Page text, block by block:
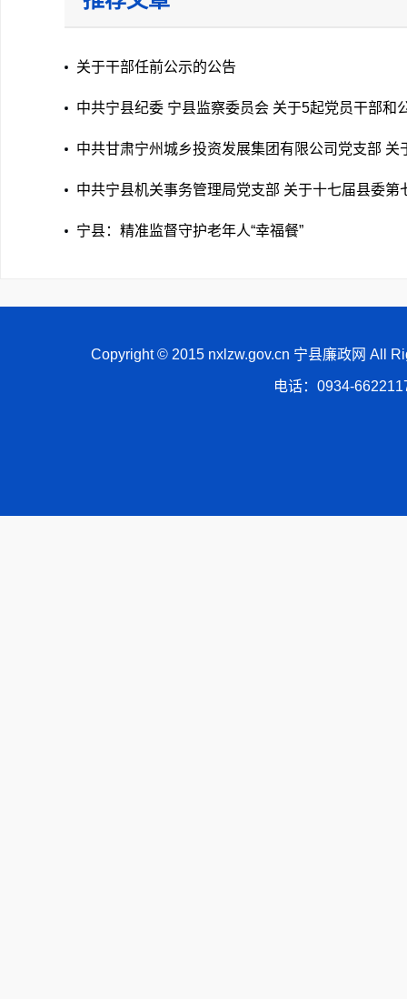
关于干部任前公示的公告
中共宁县纪委 宁县监察委员会 关于5起党员干部和
员参与赌博问题典型案例的通报
中共甘肃宁州城乡投资发展集团有限公司党支部 关
届县委第七轮巡察反馈意见 整改落实进展情况的通报
中共宁县机关事务管理局党支部 关于十七届县委第
察反馈意见整改落实进展情况的通报
宁县：精准监督守护老年人“幸福餐”
Copyright © 2015 nxlzw.gov.cn 宁县廉政网 All
电话：0934-